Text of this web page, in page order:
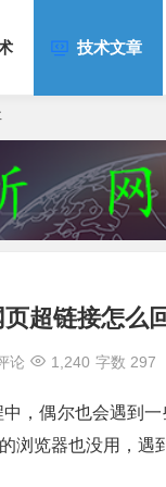
技术文章
超链接怎么
论 1,240 字数 297
，偶尔也会遇到
浏览器也没用，遇